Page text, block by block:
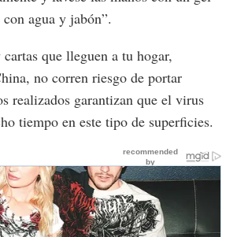
agua y jabón”.
que lleguen a tu hogar,
no corren riesgo de portar
realizados garantizan que el virus
tiempo en este tipo de superficies.